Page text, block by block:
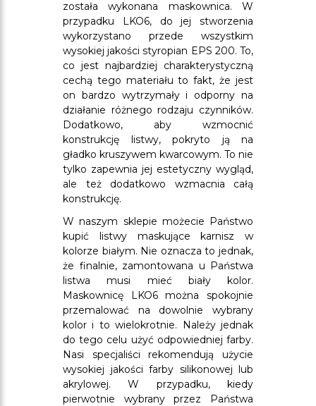
została wykonana maskownica. W
przypadku LKO6, do jej stworzenia
wykorzystano przede wszystkim
wysokiej jakości styropian EPS 200. To,
co jest najbardziej charakterystyczną
cechą tego materiału to fakt, że jest
on bardzo wytrzymały i odporny na
działanie różnego rodzaju czynników.
Dodatkowo, aby wzmocnić
konstrukcję listwy, pokryto ją na
gładko kruszywem kwarcowym. To nie
tylko zapewnia jej estetyczny wygląd,
ale też dodatkowo wzmacnia całą
konstrukcję.
W naszym sklepie możecie Państwo
kupić listwy maskujące karnisz w
kolorze białym. Nie oznacza to jednak,
że finalnie, zamontowana u Państwa
listwa musi mieć biały kolor.
Maskownicę LKO6 można spokojnie
przemalować na dowolnie wybrany
kolor i to wielokrotnie. Należy jednak
do tego celu użyć odpowiedniej farby.
Nasi specjaliści rekomendują użycie
wysokiej jakości farby silikonowej lub
akrylowej. W przypadku, kiedy
pierwotnie wybrany przez Państwa